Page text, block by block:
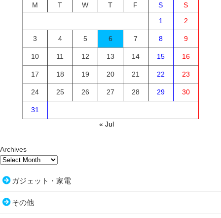
M T W T F S
S
1
2
3 4 5 6 7 8 9
10 11 12 13 14 15 16
17 18 19 20 21 22 23
24 25 26 27 28 29 30
31
« Jul
Archives
ガジェット・家電
その他